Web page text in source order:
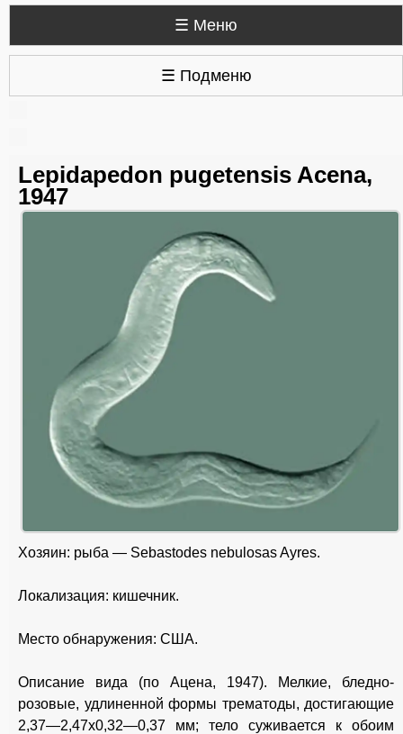
☰ Меню
☰ Подменю
Lepidapedon pugetensis Acena,
1947
Хозяин: рыба — Sebastodes nebulosas Ayres.
Локализация: кишечник.
Место обнаружения: США.
Описание вида (по Ацена, 1947). Мелкие, бледно-
розовые, удлиненной формы трематоды, достигающие
2,37—2,47x0,32—0,37 мм; тело суживается к обоим